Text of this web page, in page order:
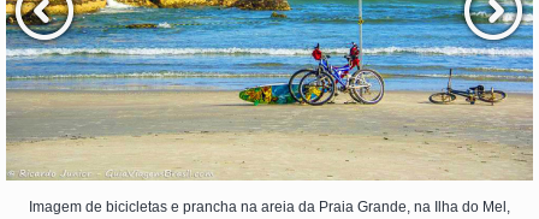
Imagem de bicicletas e prancha na areia da Praia Grande, na Ilha do Mel,